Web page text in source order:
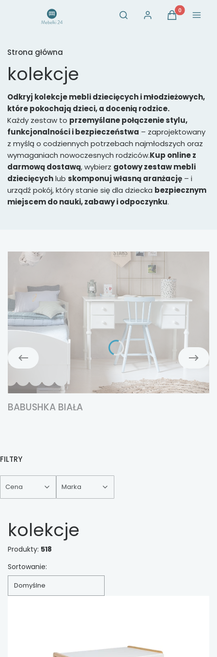
Otwórz wyszukiwarkę
Szukaj Zaloguj sięProdukty w
Koszyk Menu
Strona główna
kolekcje
Odkryj kolekcje mebli dziecięcych i młodzieżowych,
które pokochają dzieci, a docenią rodzice.
Każdy zestaw to przemyślane połączenie stylu,
funkcjonalności i bezpieczeństwa – zaprojektowany
z myślą o codziennych potrzebach najmłodszych oraz
wymaganiach nowoczesnych rodziców.Kup online z
darmową dostawą, wybierz gotowy zestaw mebli
dziecięcychlub skomponuj własną aranżację – i
urządź pokój, który stanie się dla dziecka bezpiecznym
miejscem do nauki, zabawy i odpoczynku.
BABUSHKA BIAŁA
FILTRY
Cena Marka
kolekcje
Produkty: 518
Lista produktów
Sortowanie:
Domyślne